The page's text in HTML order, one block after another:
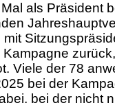
als Präsident
mit
Viele der 78
bei der
bei der nicht